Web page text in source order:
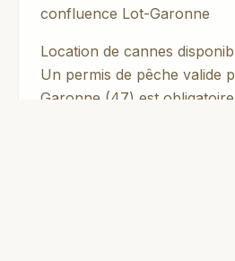
confluence Lot-Garonne
Location de cannes
Un permis de pêche valide
Garonne (47) est obligatoire.